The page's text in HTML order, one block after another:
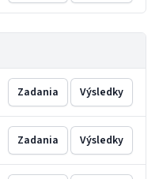
Zadania Výsledky
Zadania Výsledky